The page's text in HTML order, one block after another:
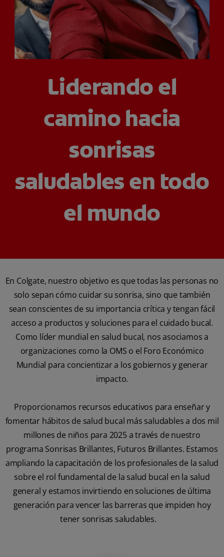
CHEQUEO DE SALUD BUCAL
SELECCIÓN DE PRODUCTOS
Liderando el
camino hacia
sonrisas
saludables en todo
el mundo
En Colgate, nuestro objetivo es que todas las personas no
solo sepan cómo cuidar su sonrisa, sino que también
sean conscientes de su importancia crítica y tengan fácil
acceso a productos y soluciones para el cuidado bucal.
Como líder mundial en salud bucal, nos asociamos a
organizaciones como la OMS o el Foro Económico
Mundial para concientizar a los gobiernos y generar
impacto.
Proporcionamos recursos educativos para enseñar y
fomentar hábitos de salud bucal más saludables a dos mil
millones de niños para 2025 a través de nuestro
programa Sonrisas Brillantes, Futuros Brillantes. Estamos
ampliando la capacitación de los profesionales de la salud
sobre el rol fundamental de la salud bucal en la salud
general y estamos invirtiendo en soluciones de última
generación para vencer las barreras que impiden hoy
tener sonrisas saludables.